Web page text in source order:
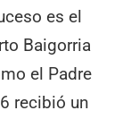
es el
Baigorria
el Padre
recibió un